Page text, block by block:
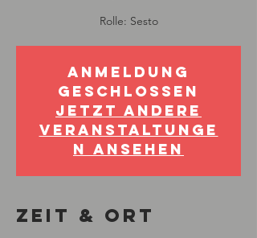
Rolle: Sesto
Anmeldung
geschlossen
Jetzt andere
Veranstaltunge
n ansehen
Zeit & Ort